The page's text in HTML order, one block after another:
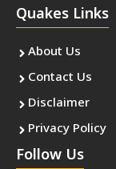
Quakes Links
About Us
Contact Us
Disclaimer
Privacy Policy
Follow Us